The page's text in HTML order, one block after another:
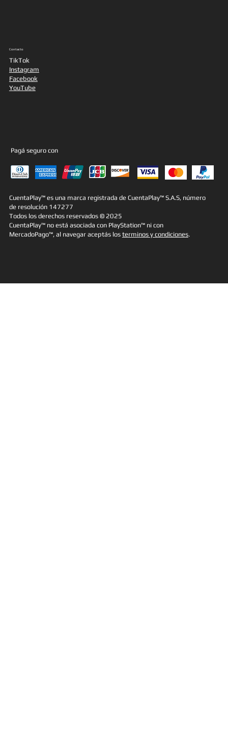
Contacto
TikTok
Instagram
Facebook
YouTube
Pagá seguro con
CuentaPlay™ es una marca registrada de CuentaPlay™ S.A.S, número
de resolución 147277
Todos los derechos reservados © 2025
CuentaPlay™ no está asociada con PlayStation™ ni con
MercadoPago™, al navegar aceptás los terminos y condiciones.